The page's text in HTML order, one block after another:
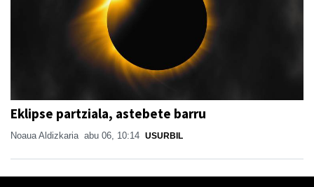
Eklipse partziala, astebete barru
Noaua Aldizkaria abu 06, 10:14 USURBIL